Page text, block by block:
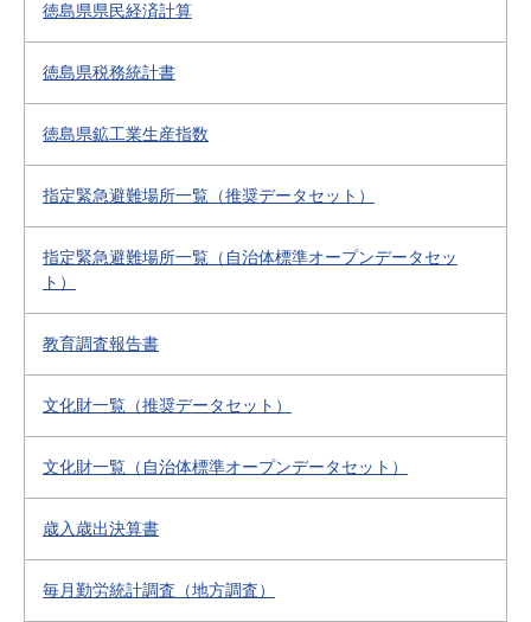
徳島県県民経済計算
徳島県税務統計書
徳島県鉱工業生産指数
指定緊急避難場所一覧（推奨データセット）
指定緊急避難場所一覧（自治体標準オープンデータセッ
ト）
教育調査報告書
文化財一覧（推奨データセット）
文化財一覧（自治体標準オープンデータセット）
歳入歳出決算書
毎月勤労統計調査（地方調査）